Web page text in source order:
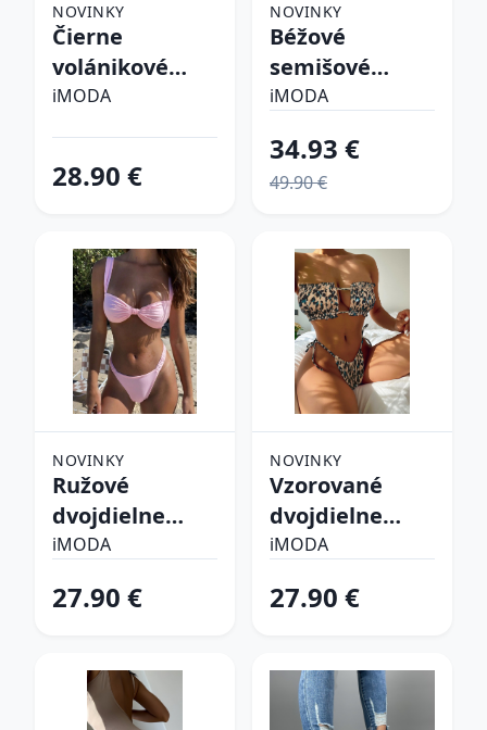
NOVINKY
Čierne
volánikové
šaty
iMODA
28.90 €
NOVINKY
Béžové
semišové
kotníkové
iMODA
34.93 €
49.90 €
NOVINKY
Ružové
dvojdielne
plavky
iMODA
27.90 €
NOVINKY
Vzorované
dvojdielne
plavky
iMODA
27.90 €